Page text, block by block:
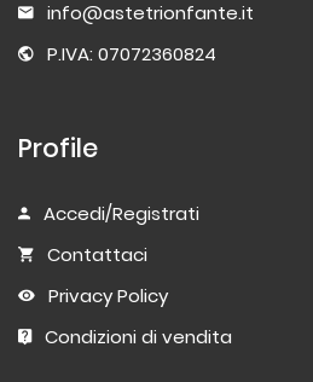
info@astetrionfante.it
P.IVA: 07072360824
Profile
Accedi/Registrati
Contattaci
Privacy Policy
Condizioni di vendita